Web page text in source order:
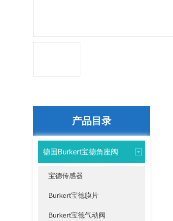
产品目录
德国Burkert宝德角座阀
宝德传感器
Burkert宝德膜片
Burkert宝德气动阀